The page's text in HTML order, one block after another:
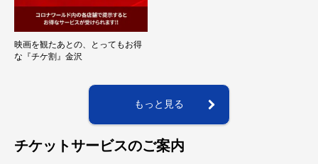
映画を観たあとの、とってもお得
な『チケ割』金沢
もっと見る
チケットサービスのご案内